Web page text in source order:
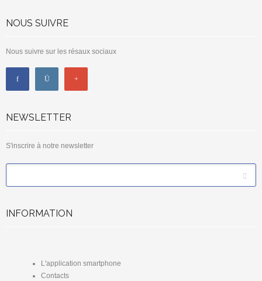
NOUS SUIVRE
Nous suivre sur les résaux sociaux
NEWSLETTER
S'inscrire à notre newsletter
INFORMATION
L'application smartphone
Contacts